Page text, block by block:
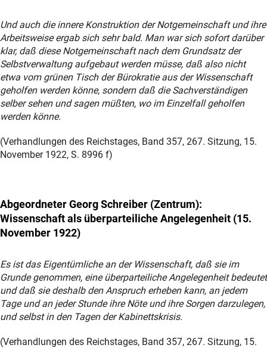
Und auch die innere Konstruktion der Notgemeinschaft und ihre
Arbeitsweise ergab sich sehr bald. Man war sich sofort darüber
klar, daß diese Notgemeinschaft nach dem Grundsatz der
Selbstverwaltung aufgebaut werden müsse, daß also nicht
etwa vom grünen Tisch der Bürokratie aus der Wissenschaft
geholfen werden könne, sondern daß die Sachverständigen
selber sehen und sagen müßten, wo im Einzelfall geholfen
werden könne.
(Verhandlungen des Reichstages, Band 357, 267. Sitzung, 15.
November 1922, S. 8996 f)
Abgeordneter Georg Schreiber (Zentrum):
Wissenschaft als überparteiliche Angelegenheit (15.
November 1922)
Es ist das Eigentümliche an der Wissenschaft, daß sie im
Grunde genommen, eine überparteiliche Angelegenheit bedeutet
und daß sie deshalb den Anspruch erheben kann, an jedem
Tage und an jeder Stunde ihre Nöte und ihre Sorgen darzulegen,
und selbst in den Tagen der Kabinettskrisis.
(Verhandlungen des Reichstages, Band 357, 267. Sitzung, 15.